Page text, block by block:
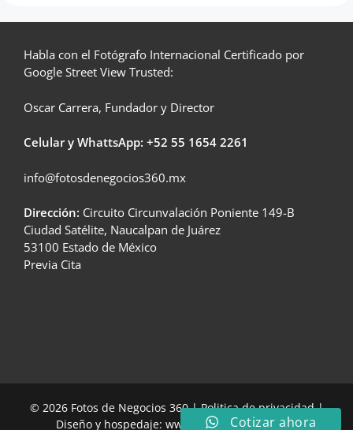
Habla con el Fotógrafo Internacional Certificado por
Google Street View Trusted:
Oscar Carrera, Fundador y Director
Celular y WhattsApp: +52 55 1654 2261
info@fotosdenegocios360.mx
Dirección: Circuito Circunvalación Poniente 149-B
Ciudad Satélite, Naucalpan de Juárez
53100 Estado de México
Previa Cita
© 2026 Fotos de Negocios 360 |Politica de privacidad|
Diseño y hospedaje: www.carreraenlinea.com
Cotizar ahora